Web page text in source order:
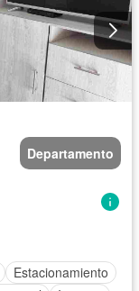
Departamento
Estacionamiento